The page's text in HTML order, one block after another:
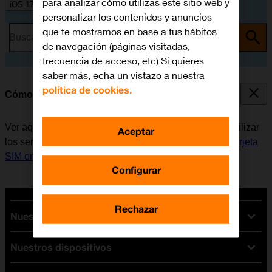
iOS 17
Busca por problema o tema
Cómo encender y apagar el móvil
Ver aquí cómo encender y apagar el móvil. Antes de utilizar
los servicios de la red móvil, es necesario
insertar la tarjeta
SIM en el móvil.
Nuestras tarifas
Tarifas Orange
Tarifas fibra y móvil
Nuestros dispositivos
personalizar los contenidos y anuncios
que te mostramos en base a tus hábitos
de navegación (páginas visitadas,
frecuencia de acceso, etc) Si quieres
saber más, echa un vistazo a nuestra
política de cookies.
Configurar
Rechazar
Aceptar